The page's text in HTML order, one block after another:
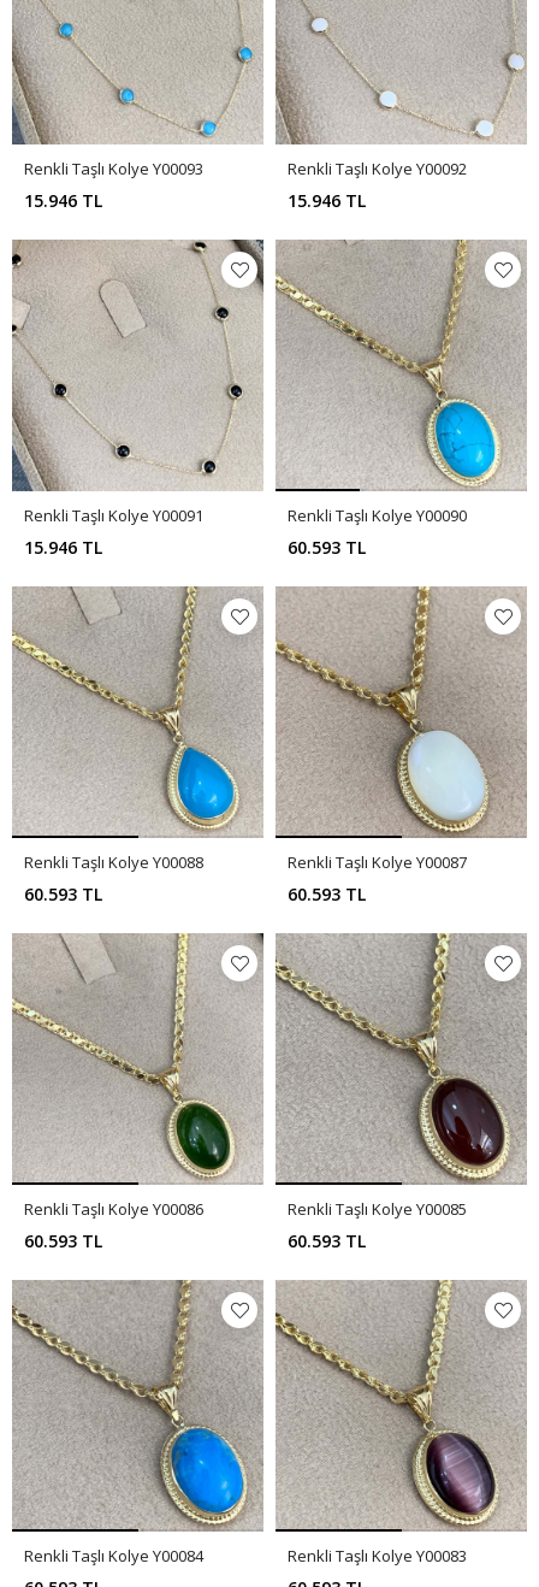
Renkli Taşlı Kolye Y00093
15.946 TL
Renkli Taşlı Kolye Y00092
15.946 TL
Renkli Taşlı Kolye Y00091
15.946 TL
Renkli Taşlı Kolye Y00090
60.593 TL
Renkli Taşlı Kolye Y00088
60.593 TL
Renkli Taşlı Kolye Y00087
60.593 TL
Renkli Taşlı Kolye Y00086
60.593 TL
Renkli Taşlı Kolye Y00085
60.593 TL
Renkli Taşlı Kolye Y00084 Renkli Taşlı Kolye Y00083